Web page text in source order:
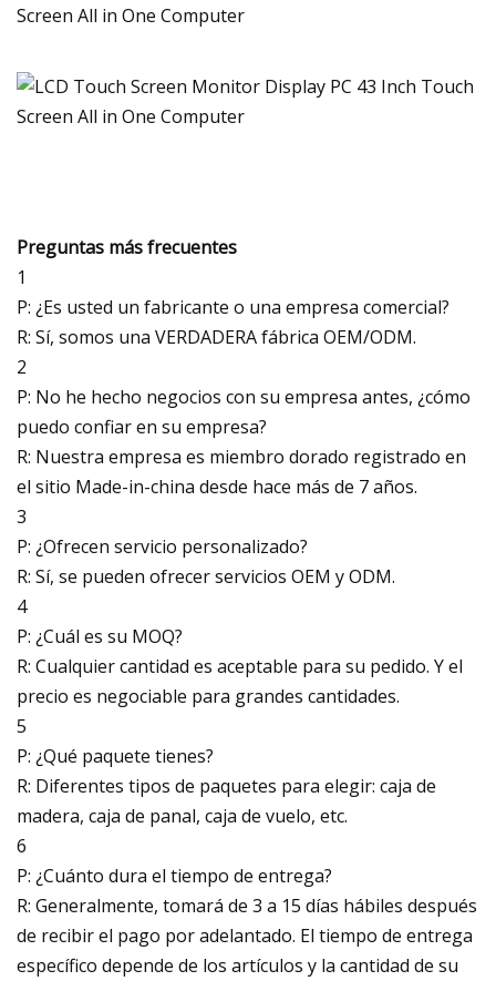
Preguntas más frecuentes
1
P: ¿Es usted un fabricante o una empresa comercial?
R: Sí, somos una VERDADERA fábrica OEM/ODM.
2
P: No he hecho negocios con su empresa antes, ¿cómo
puedo confiar en su empresa?
R: Nuestra empresa es miembro dorado registrado en
el sitio Made-in-china desde hace más de 7 años.
3
P: ¿Ofrecen servicio personalizado?
R: Sí, se pueden ofrecer servicios OEM y ODM.
4
P: ¿Cuál es su MOQ?
R: Cualquier cantidad es aceptable para su pedido. Y el
precio es negociable para grandes cantidades.
5
P: ¿Qué paquete tienes?
R: Diferentes tipos de paquetes para elegir: caja de
madera, caja de panal, caja de vuelo, etc.
6
P: ¿Cuánto dura el tiempo de entrega?
R: Generalmente, tomará de 3 a 15 días hábiles después
de recibir el pago por adelantado. El tiempo de entrega
específico depende de los artículos y la cantidad de su